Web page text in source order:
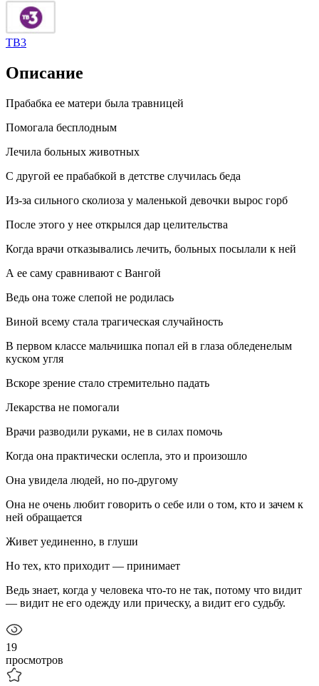
ТВ3
Описание
Прабабка ее матери была травницей
Помогала бесплодным
Лечила больных животных
С другой ее прабабкой в детстве случилась беда
Из-за сильного сколиоза у маленькой девочки вырос горб
После этого у нее открылся дар целительства
Когда врачи отказывались лечить, больных посылали к ней
А ее саму сравнивают с Вангой
Ведь она тоже слепой не родилась
Виной всему стала трагическая случайность
В первом классе мальчишка попал ей в глаза обледенелым
куском угля
Вскоре зрение стало стремительно падать
Лекарства не помогали
Врачи разводили руками, не в силах помочь
Когда она практически ослепла, это и произошло
Она увидела людей, но по-другому
Она не очень любит говорить о себе или о том, кто и зачем к
ней обращается
Живет уединенно, в глуши
Но тех, кто приходит — принимает
Ведь знает, когда у человека что-то не так, потому что видит
— видит не его одежду или прическу, а видит его судьбу.
19
просмотров